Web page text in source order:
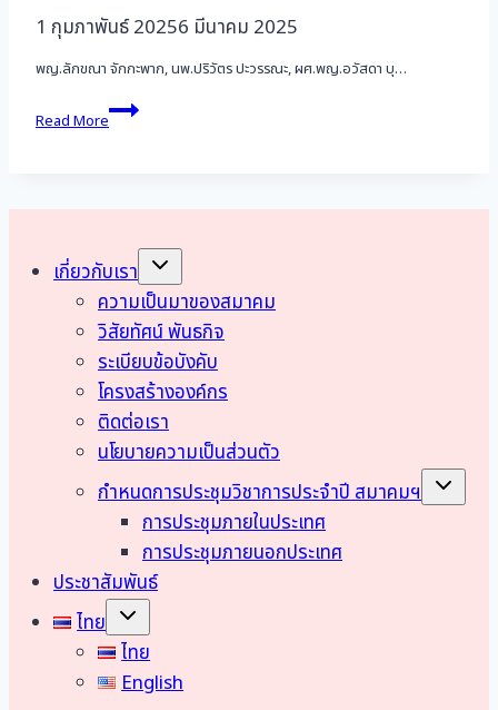
1 กุมภาพันธ์ 20256 มีนาคม 2025
พญ.ลักขณา จักกะพาก, นพ.ปริวัตร ปะวรรณะ, ผศ.พญ.อวัสดา บุ…
Read More
บทความ
วิชาการ
เกี่ยวกับเรา
Toggle
menu
ความเป็นมาของสมาคม
วิสัยทัศน์ พันธกิจ
ระเบียบข้อบังคับ
โครงสร้างองค์กร
ติดต่อเรา
นโยบายความเป็นส่วนตัว
กำหนดการประชุมวิชาการประจำปี สมาคมฯ
Toggle
การประชุมภายในประเทศ
การประชุมภายนอกประเทศ
ประชาสัมพันธ์
ไทย
Toggle
menu
ไทย
English